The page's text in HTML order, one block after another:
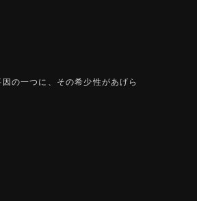
の一つに、その希少性があげら